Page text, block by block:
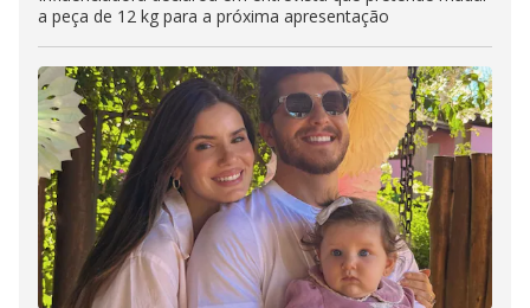
a peça de 12 kg para a próxima apresentação